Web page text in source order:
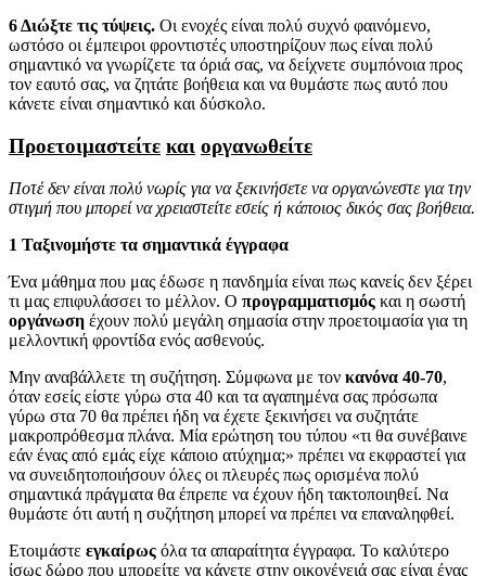
6 Διώξτε τις τύψεις. Οι ενοχές είναι πολύ συχνό φαινόμενο,
ωστόσο οι έμπειροι φροντιστές υποστηρίζουν πως είναι πολύ
σημαντικό να γνωρίζετε τα όριά σας, να δείχνετε συμπόνοια προς
τον εαυτό σας, να ζητάτε βοήθεια και να θυμάστε πως αυτό που
κάνετε είναι σημαντικό και δύσκολο.
Προετοιμαστείτε και οργανωθείτε
Ποτέ δεν είναι πολύ νωρίς για να ξεκινήσετε να οργανώνεστε για την
στιγμή που μπορεί να χρειαστείτε εσείς ή κάποιος δικός σας βοήθεια.
1 Ταξινομήστε τα σημαντικά έγγραφα
Ένα μάθημα που μας έδωσε η πανδημία είναι πως κανείς δεν ξέρει
τι μας επιφυλάσσει το μέλλον. Ο προγραμματισμός και η σωστή
οργάνωση έχουν πολύ μεγάλη σημασία στην προετοιμασία για τη
μελλοντική φροντίδα ενός ασθενούς.
Μην αναβάλλετε τη συζήτηση. Σύμφωνα με τον κανόνα 40-70,
όταν εσείς είστε γύρω στα 40 και τα αγαπημένα σας πρόσωπα
γύρω στα 70 θα πρέπει ήδη να έχετε ξεκινήσει να συζητάτε
μακροπρόθεσμα πλάνα. Μία ερώτηση του τύπου «τι θα συνέβαινε
εάν ένας από εμάς είχε κάποιο ατύχημα;» πρέπει να εκφραστεί για
να συνειδητοποιήσουν όλες οι πλευρές πως ορισμένα πολύ
σημαντικά πράγματα θα έπρεπε να έχουν ήδη τακτοποιηθεί. Να
θυμάστε ότι αυτή η συζήτηση μπορεί να πρέπει να επαναληφθεί.
Ετοιμάστε εγκαίρως όλα τα απαραίτητα έγγραφα. Το καλύτερο
ίσως δώρο που μπορείτε να κάνετε στην οικογένειά σας είναι ένας